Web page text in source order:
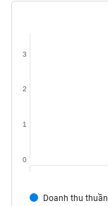
Doanh thu thuần
0
1
2
3
NGHIỆP